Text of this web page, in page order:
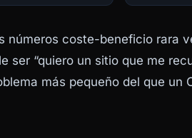
números coste-beneficio rara
ser “quiero un sitio que me
más pequeño del que un